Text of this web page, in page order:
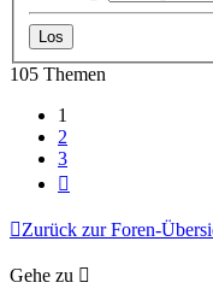
105 Themen
1
2
3
Zurück zur Foren-
Gehe zu